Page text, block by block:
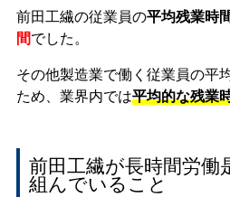
前田工繊の従業員の平均残業時
間でした。
その他製造業で働く従業員の平
ため、業界内では平均的な残業
前田工繊が長時間労働
組んでいること